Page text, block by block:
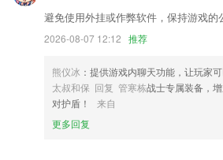
避免使用外挂或作弊软件，保持游戏的
2026-08-07 12:12 推荐
熊仪冰 ：提供游戏内聊天功能，让玩家
太叔和保 回复 管寒栋战士专属装备，
对护盾！
来自
更多回复